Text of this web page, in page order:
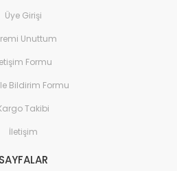
Üye Girişi
Unuttum
Formu
Bildirim Formu
Takibi
İletişim
SAYFALAR